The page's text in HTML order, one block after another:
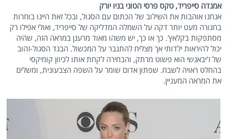
אמנדה סייפריד, טקס פרסי הטוני בניו יורק
אנחנו אוהבות את השילוב של הכתום עם הסגול, ובכל זאת היינו בוחרות
בחגורה מעט יותר דקה על השמלה המדליקה של סייפריד, ואולי אפילו רק
מסתפקות בקלאץ'. כך או כך, יש משהו מאוד מרענן במראה הזה, שהיה
יכול להיראות ילדותי אך מצליח להתגבר על המכשול. הבגד הסגול-זהוב
של ז'יבאנשי הוא פשוט מרתק, והבחירה לקחת אותו לכיוון קומיקסי
בהחלט ראויה לשבח. שפתון אדום שומר על השפה הצבעונית, ומשלים
את המראה המעניין.